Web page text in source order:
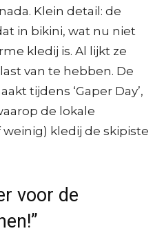
Klein detail: de
in bikini, wat nu niet
kledij is. Al lijkt ze
van te hebben. De
tijdens ‘Gaper Day’,
de lokale
kledij de skipiste
voor de